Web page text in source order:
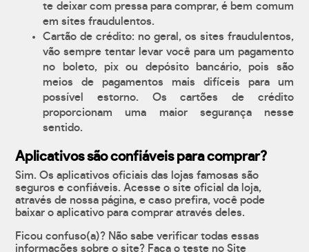
te deixar com pressa para comprar, é bem comum
em sites fraudulentos.
Cartão de crédito: no geral, os sites fraudulentos,
vão sempre tentar levar você para um pagamento
no boleto, pix ou depósito bancário, pois são
meios de pagamentos mais difíceis para um
possível estorno. Os cartões de crédito
proporcionam uma maior segurança nesse
sentido.
Aplicativos são confiáveis para comprar?
Sim. Os aplicativos oficiais das lojas famosas são
seguros e confiáveis. Acesse o site oficial da loja,
através de nossa página, e caso prefira, você pode
baixar o aplicativo para comprar através deles.
Ficou confuso(a)? Não sabe verificar todas essas
informações sobre o site? Faça o teste no Site